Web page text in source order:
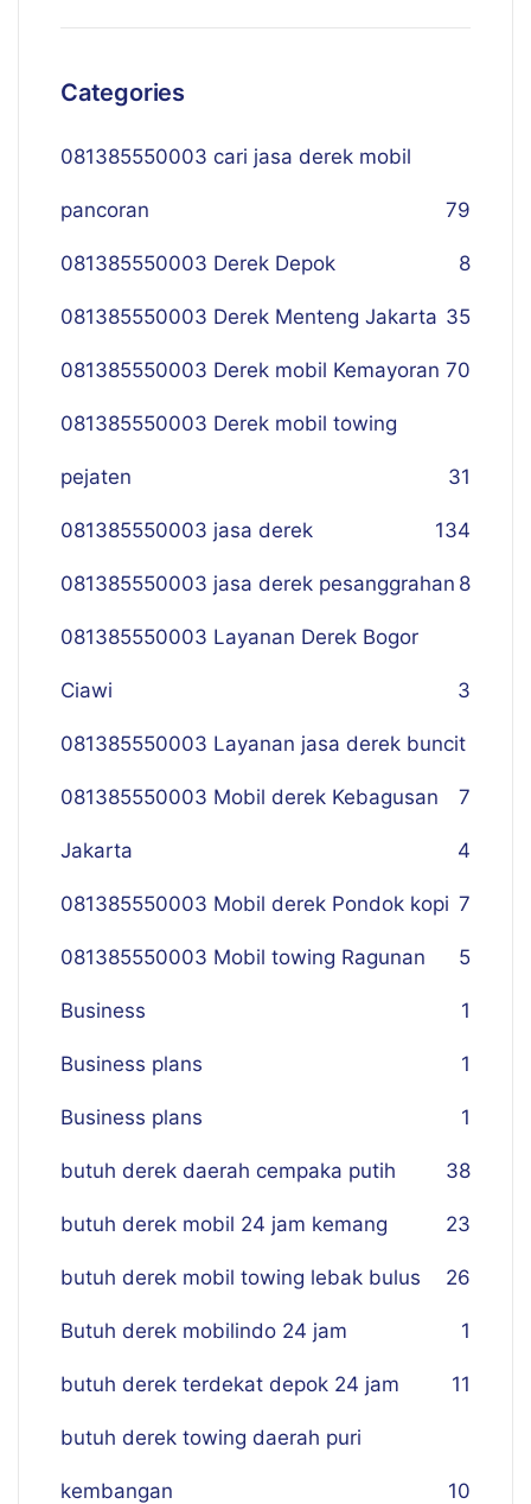
Categories
081385550003 cari jasa derek mobil
pancoran 79
081385550003 Derek Depok 8
081385550003 Derek Menteng Jakarta 35
081385550003 Derek mobil Kemayoran 70
081385550003 Derek mobil towing
pejaten 31
081385550003 jasa derek 134
081385550003 jasa derek pesanggrahan 8
081385550003 Layanan Derek Bogor
Ciawi 3
081385550003 Layanan jasa derek buncit
7
081385550003 Mobil derek Kebagusan
Jakarta 4
081385550003 Mobil derek Pondok kopi 7
081385550003 Mobil towing Ragunan 5
Business 1
Business plans 1
Business plans 1
butuh derek daerah cempaka putih 38
butuh derek mobil 24 jam kemang 23
butuh derek mobil towing lebak bulus 26
Butuh derek mobilindo 24 jam 1
butuh derek terdekat depok 24 jam 11
butuh derek towing daerah puri
kembangan 10